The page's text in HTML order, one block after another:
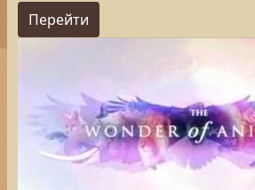
Перейти